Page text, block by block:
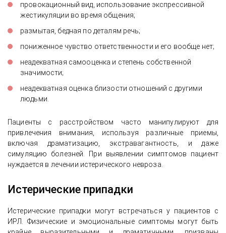
провокационный вид, использование экспрессивной
жестикуляции во время общения;
размытая, бедная по деталям речь;
пониженное чувство ответственности и его вообще нет;
неадекватная самооценка и степень собственной
значимости;
неадекватная оценка близости отношений с другими
людьми.
Пациенты с расстройством часто манипулируют для
привлечения внимания, используя различные приемы,
включая драматизацию, экстравагантность, и даже
симуляцию болезней. При выявлении симптомов пациент
нуждается в лечении истерического невроза.
Истерические припадки
Истерические припадки могут встречаться у пациентов с
ИРЛ. Физические и эмоциональные симптомы могут быть